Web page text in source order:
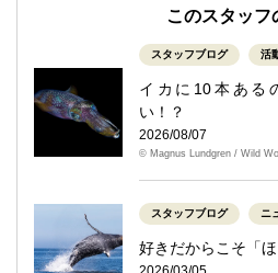
このスタッフ
スタッフブログ 活
イカに10本ある
い！？
2026/08/07
© Magnus Lundgren / Wild
スタッフブログ ニ
好きだからこそ「